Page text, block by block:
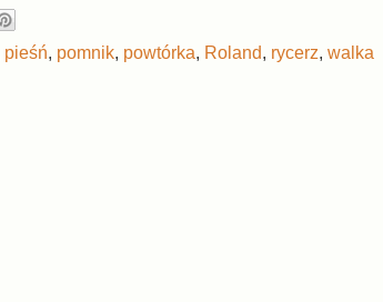
pieśń, pomnik, powtórka, Roland, rycerz, walka